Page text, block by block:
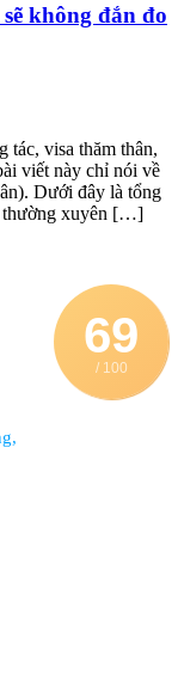
không đắn đo
tác, visa thăm thân,
viết này chỉ nói về
Dưới đây là tổng
thường xuyên […]
69
/ 100